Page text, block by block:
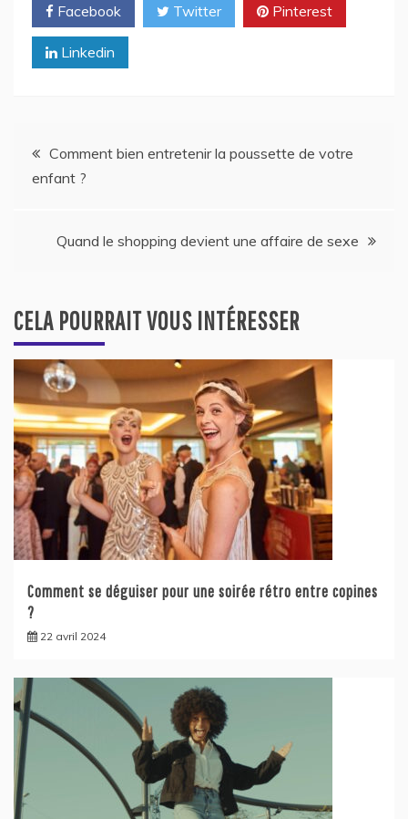
Facebook Twitter Pinterest
Linkedin
Navigation
l’article
Comment bien entretenir la poussette de votre
enfant ?
Quand le shopping devient une affaire de sexe
CELA POURRAIT VOUS INTÉRESSER
Comment se déguiser pour une soirée rétro entre copines
?
22 avril 2024